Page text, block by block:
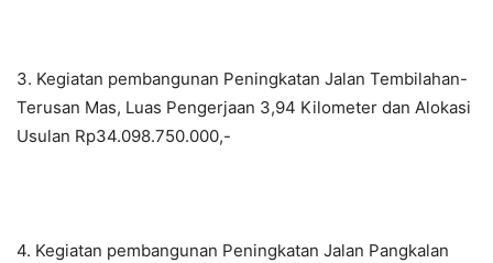
3. Kegiatan pembangunan Peningkatan Jalan Tembilahan-
Terusan Mas, Luas Pengerjaan 3,94 Kilometer dan Alokasi
Usulan Rp34.098.750.000,-
4. Kegiatan pembangunan Peningkatan Jalan Pangkalan